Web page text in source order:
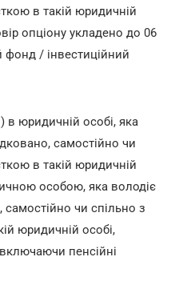
в такій юридичній
опціону укладено до 06
фонд / інвестиційний
в юридичній особі, яка
самостійно чи
в такій юридичній
особою, яка володіє
чи спільно з
юридичній особі,
пенсійні